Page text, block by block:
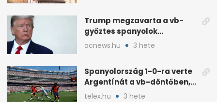
Trump megzavarta a vb-
győztes spanyolok
ünneplését a trófeaátadón
acnews.hu 3 hete
Spanyolország 1-0-ra verte
Argentínát a vb-döntőben,
hosszabbításban
telex.hu 3 hete